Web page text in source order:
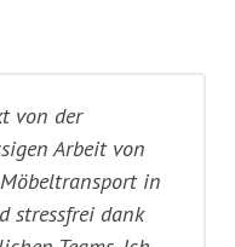
von der
Arbeit von
in
stressfrei dank